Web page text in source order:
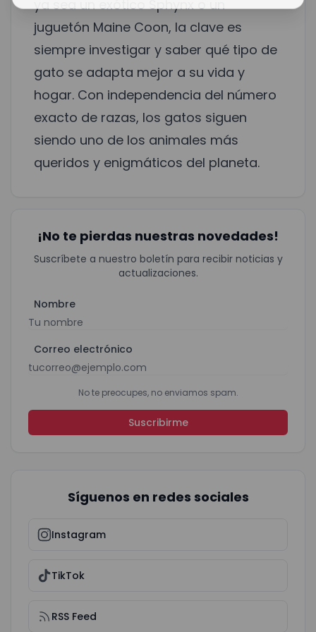
ya sea un exótico Sphynx o un
juguetón Maine Coon, la clave es
siempre investigar y saber qué tipo de
gato se adapta mejor a su vida y
hogar. Con independencia del número
exacto de razas, los gatos siguen
siendo uno de los animales más
queridos y enigmáticos del planeta.
¡No te pierdas nuestras novedades!
Suscríbete a nuestro boletín para recibir noticias y
actualizaciones.
Nombre
Correo electrónico
No te preocupes, no enviamos spam.
Suscribirme
Síguenos en redes sociales
Instagram
TikTok
RSS Feed